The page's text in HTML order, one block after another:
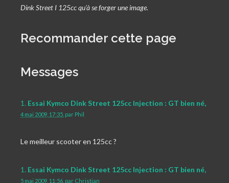
Dink Street I 125cc qu’à se forger une image.
Recommander cette page
Messages
1. Essai Kymco Dink Street 125cc Injection : GT bien né,
4 mai 2009, 17:35 par Phil
Le meilleur scooter en 125cc ?
1. Essai Kymco Dink Street 125cc Injection : GT bien né,
5 mai 2009, 11:56 par Christian